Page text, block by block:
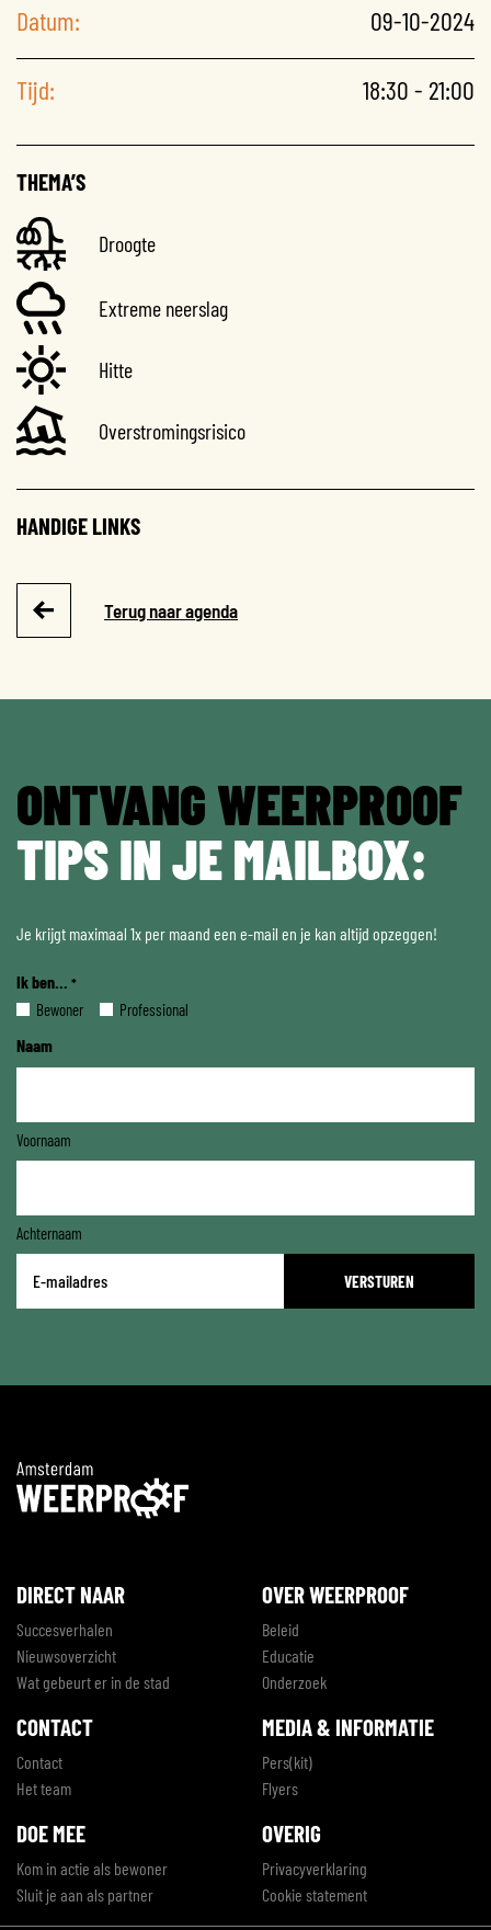
Datum: 09-10-2024
Tijd: 18:30 - 21:00
THEMA’S
Droogte
Extreme neerslag
Hitte
Overstromingsrisico
HANDIGE LINKS
Terug naar agenda
ONTVANG WEERPROOF
TIPS IN JE MAILBOX:
Je krijgt maximaal 1x per maand een e-mail en je kan altijd opzeggen!
Ik ben... *
Bewoner Professional
Naam
Voornaam
Achternaam
mailadres
DIRECT NAAR
Succesverhalen
Nieuwsoverzicht
Wat gebeurt er in de stad
OVER WEERPROOF
Beleid
Educatie
Onderzoek
CONTACT
Contact
Het team
MEDIA & INFORMATIE
Pers(kit)
Flyers
DOE MEE
Kom in actie als bewoner
Sluit je aan als partner
OVERIG
Privacyverklaring
Cookie statement